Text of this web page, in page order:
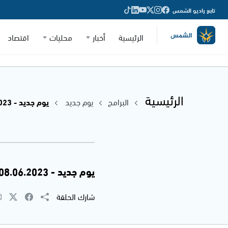
تابع راديو الشمس
الرئيسية أخبار محليات اقتصاد
الرئيسية البرامج يوم جديد يوم جديد - 08.06.2023
يوم جديد - 08.06.2023
شارك الحلقة